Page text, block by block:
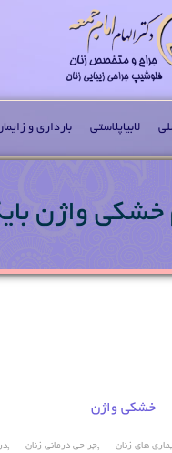
لابیاپلاستی بارداری و
خشکی واژن
خشکی واژن
های زنان ,جراحی درمانی زنان ,